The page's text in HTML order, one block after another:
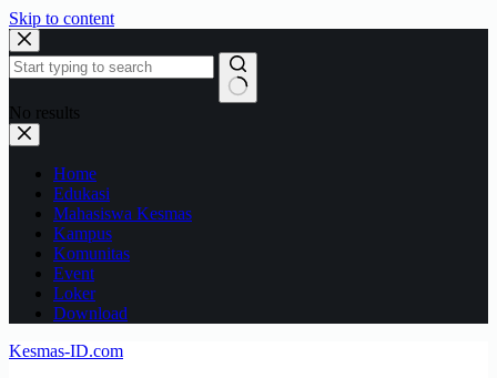
Skip to content
No results
Home
Edukasi
Mahasiswa Kesmas
Kampus
Komunitas
Event
Loker
Download
Kesmas-ID.com